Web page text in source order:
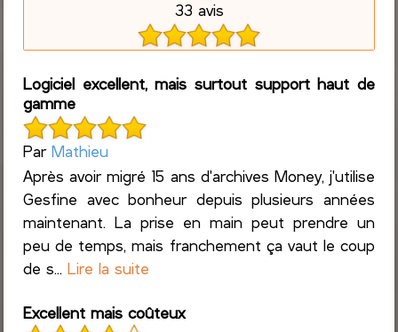
33 avis
Logiciel excellent, mais surtout support haut de
gamme
ParMathieu
Après avoir migré 15 ans d'archives Money, j'utilise
Gesfine avec bonheur depuis plusieurs années
maintenant. La prise en main peut prendre un
peu de temps, mais franchement ça vaut le coup
de s...Lire la suite
Excellent mais coûteux